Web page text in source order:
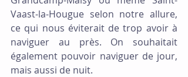
Vaast-la-Hougue selon notre allure,
ce qui nous éviterait de trop avoir à
naviguer au près. On souhaitait
également pouvoir naviguer de jour,
mais aussi de nuit.